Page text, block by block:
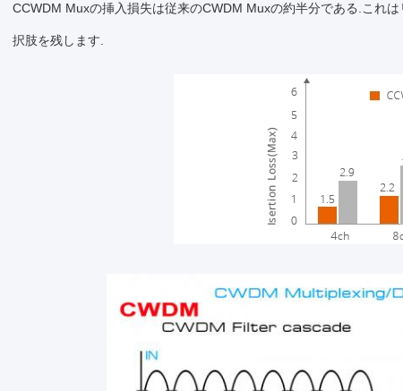
CCWDM Muxの挿入損失は従来のCWDM Muxの約半分である.これ
択肢を残します.